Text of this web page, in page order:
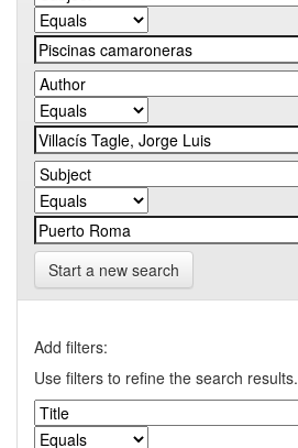
Start a new search
Add filters:
Use filters to refine the search results.